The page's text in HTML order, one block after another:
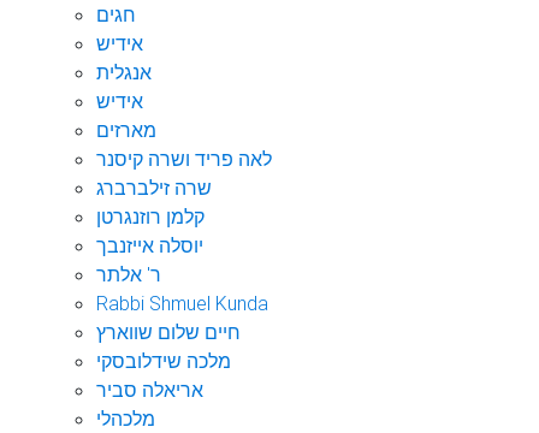
חגים
אידיש
אנגלית
אידיש
מארזים
לאה פריד ושרה קיסנר
שרה זילברברג
קלמן רוזנגרטן
יוסלה אייזנבך
ר' אלתר
Rabbi Shmuel Kunda
חיים שלום שווארץ
מלכה שידלובסקי
אריאלה סביר
מלכהלי